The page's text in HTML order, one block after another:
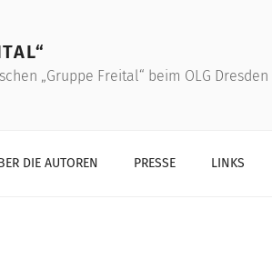
„Gruppe Freital“ beim OLG Dresden
DIE AUTOREN PRESSE LINKS